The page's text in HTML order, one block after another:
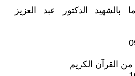
الدكتور عبد العزيز
القرآن الكريم